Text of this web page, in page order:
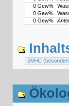
0 Gew%
0 Gew%
0 Gew%
SVHC